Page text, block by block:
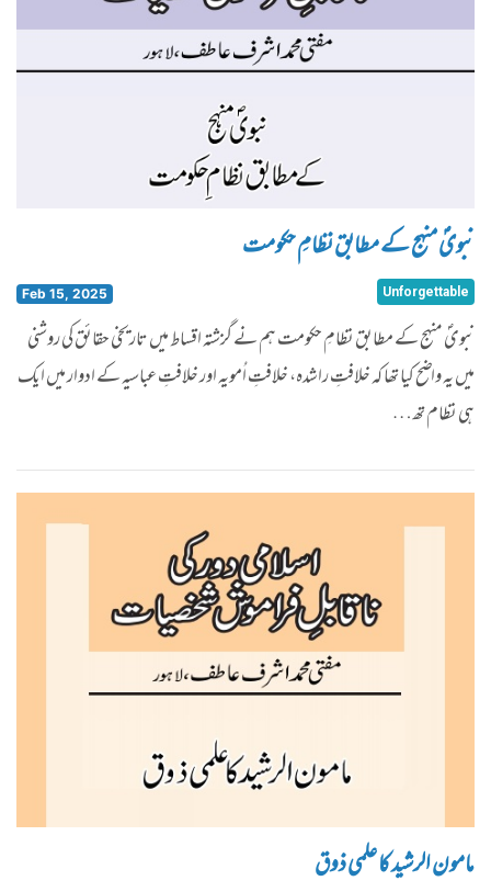
نبویؐ منہج کے مطابق نظامِ حکومت
Feb 15, 2025 Unforgettable
نبویؐ منہج کے مطابق نظامِ حکومت ہم نے گزشتہ اقساط میں تاریخی حقائق کی روشنی
میں یہ واضح کیا تھا کہ خلافتِ راشدہ، خلافتِ اُمویہ اور خلافتِ عباسیہ کے ادوار میں ایک
ہی نظام تھ…
مامون الرشید کا علمی ذوق